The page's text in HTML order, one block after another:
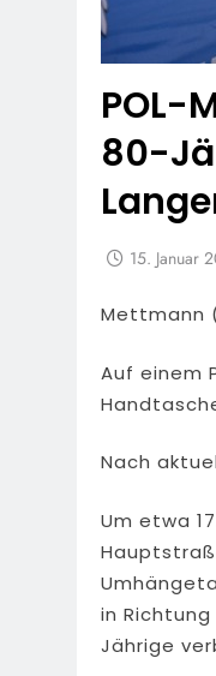
POL-
80-
15. Januar
Mettmann
Auf einem
Nach
Um etwa
in
Jährige